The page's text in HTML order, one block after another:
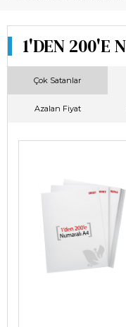
1'DEN 200'E
Çok Satanlar
Azalan Fiyat